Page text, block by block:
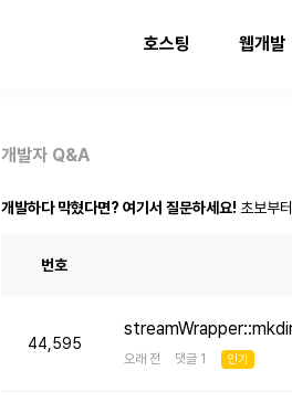
호스팅 웹개발
개발자 Q&A
개발하다 막혔다면? 여기서 질문하세요! 초보부
번호
44,595
오래 전 댓글 1 인기